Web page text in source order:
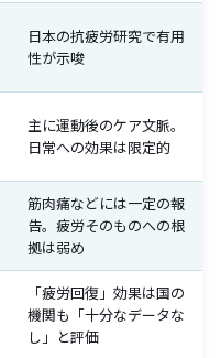
日本の抗疲労研究で有用
性が示唆
主に運動後のケア文脈。
日常への効果は限定的
筋肉痛などには一定の報
告。疲労そのものへの根
拠は弱め
「疲労回復」効果は国の
機関も「十分なデータな
し」と評価